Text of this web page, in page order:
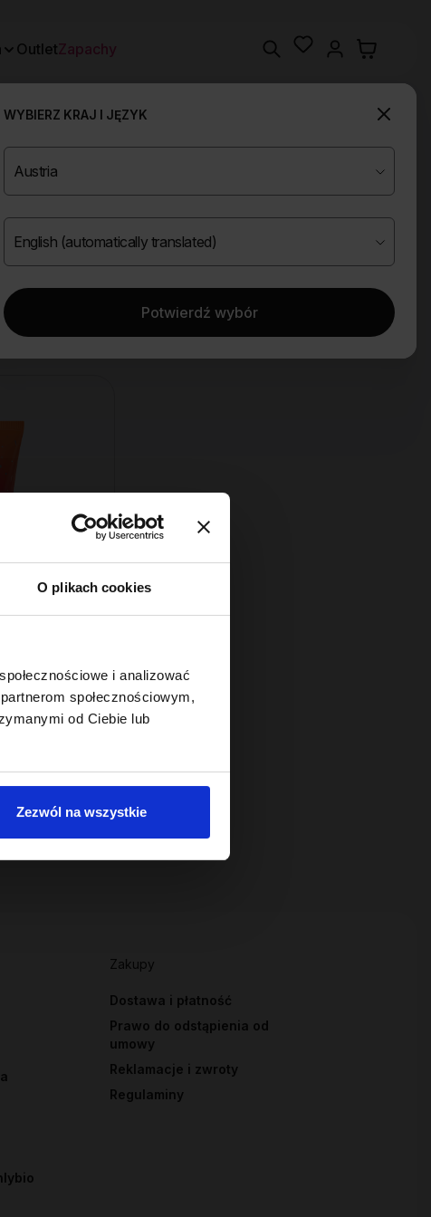
O plikach cookies
i analizować
społecznościowym,
od Ciebie lub
Zezwól na wszystkie
WYBIERZ KRAJ I JĘZYK
Potwierdź wybór
OutletZapachy SearchWishlist
50ml
Zakupy
Dostawa i płatność
Prawo do odstąpienia od
umowy
Reklamacje i zwroty
Regulaminy